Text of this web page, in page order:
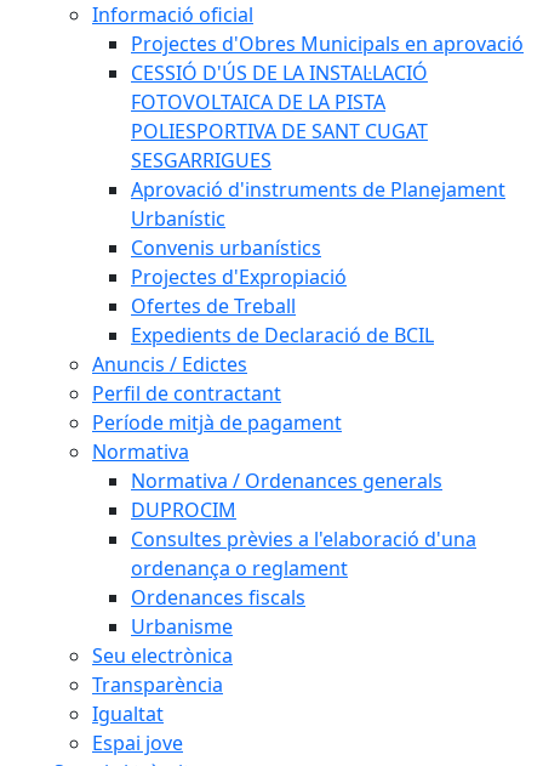
Informació oficial
Projectes d'Obres Municipals en aprovació
CESSIÓ D'ÚS DE LA INSTAL·LACIÓ
FOTOVOLTAICA DE LA PISTA
POLIESPORTIVA DE SANT CUGAT
SESGARRIGUES
Aprovació d'instruments de Planejament
Urbanístic
Convenis urbanístics
Projectes d'Expropiació
Ofertes de Treball
Expedients de Declaració de BCIL
Anuncis / Edictes
Perfil de contractant
Període mitjà de pagament
Normativa
Normativa / Ordenances generals
DUPROCIM
Consultes prèvies a l'elaboració d'una
ordenança o reglament
Ordenances fiscals
Urbanisme
Seu electrònica
Transparència
Igualtat
Espai jove